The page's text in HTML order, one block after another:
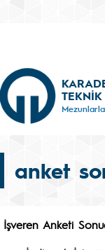
TEKNİK
anket
İşveren Anketi